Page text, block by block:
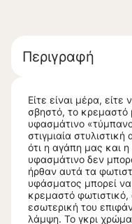
Περιγραφή
Είτε είναι μέρα, είτε
σβηστό, το κρεμαστό
υφασμάτινο
στιγμιαία
ότι η αγάπη μας και η
υφασμάτινο δεν
ήρθαν αυτά τα
υφάσματος μπορεί να
κρεμαστό
εσωτερική του
λάμψη. Το γκρι